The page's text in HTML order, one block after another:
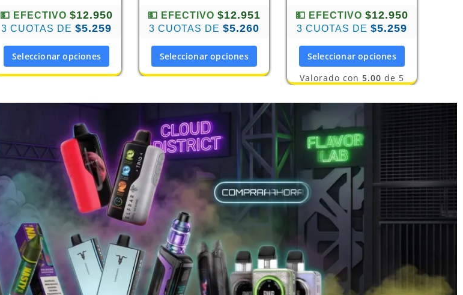
💵 EFECTIVO $12.950
3 CUOTAS DE $5.259
Seleccionar opciones
💵 EFECTIVO $12.951
3 CUOTAS DE $5.260
Seleccionar opciones
💵 EFECTIVO $12.950
3 CUOTAS DE $5.259
Seleccionar opciones
Valorado con 5.00 de 5